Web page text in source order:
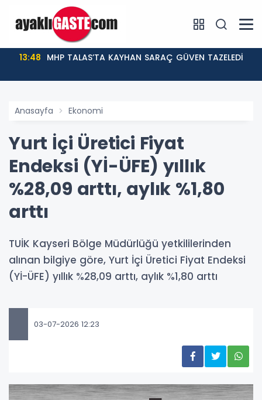
13:48 MHP TALAS’TA KAYHAN SARAÇ GÜVEN TAZELEDİ
Anasayfa Ekonomi
Yurt İçi Üretici Fiyat
Endeksi (Yİ-ÜFE) yıllık
%28,09 arttı, aylık %1,80
arttı
TUİK Kayseri Bölge Müdürlüğü yetkililerinden
alınan bilgiye göre, Yurt İçi Üretici Fiyat Endeksi
(Yİ-ÜFE) yıllık %28,09 arttı, aylık %1,80 arttı
03-07-2026 12:23